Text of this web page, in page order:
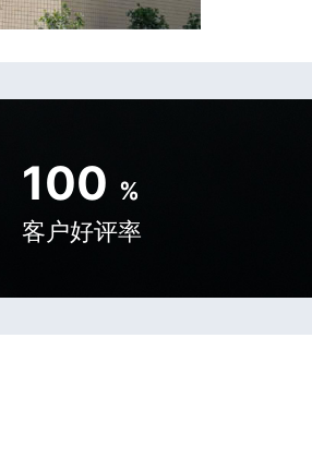
100 %
客户好评率